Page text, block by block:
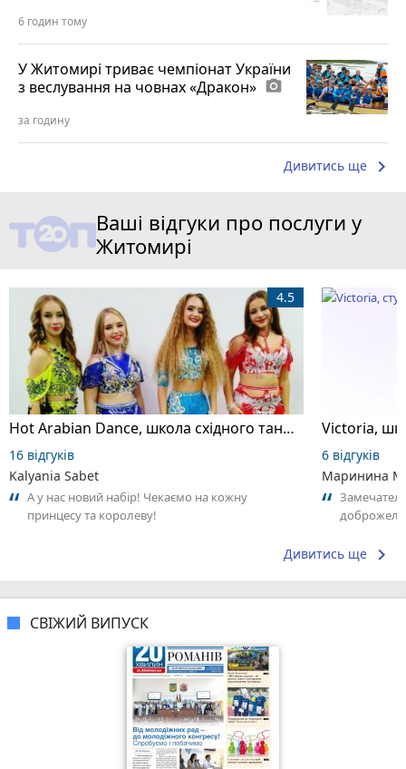
6 годин тому
У Житомирі триває чемпіонат України
з веслування на човнах «Дракон» photo_camera
за годину
Дивитись ще keyboard_arrow_right
Ваші відгуки про послуги у
Житомирі
Hot Arabian Dance, школа східного танцю
4.5
16 відгуків
Kalyania Sabet
А у нас новий набір! Чекаємо на кожну
принцесу та королеву!
6 відгуків
Маринина
Дивитись ще keyboard_arrow_right
СВІЖИЙ ВИПУСК